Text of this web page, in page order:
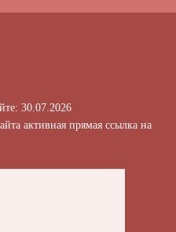
30.07.2026
активная прямая ссылка на